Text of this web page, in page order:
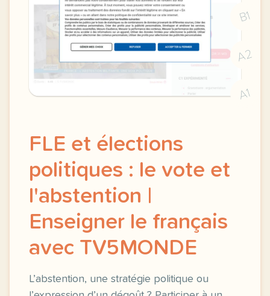
B1
A2
A1
FLE et élections
politiques : le vote et
l'abstention |
Enseigner le français
avec TV5MONDE
L’abstention, une stratégie politique ou